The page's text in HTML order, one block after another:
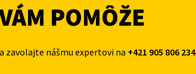
POMÔŽE
nášmu expertovi na +421 905 806 234